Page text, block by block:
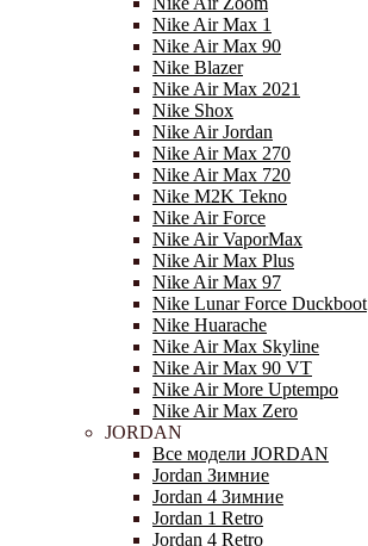
Nike Air Max 1
Nike Air Max 90
Nike Blazer
Nike Air Max 2021
Nike Shox
Nike Air Jordan
Nike Air Max 270
Nike Air Max 720
Nike M2K Tekno
Nike Air Force
Nike Air VaporMax
Nike Air Max Plus
Nike Air Max 97
Nike Lunar Force Duckboot
Nike Huarache
Nike Air Max Skyline
Nike Air Max 90 VT
Nike Air More Uptempo
Nike Air Max Zero
JORDAN
Все модели JORDAN
Jordan Зимние
Jordan 4 Зимние
Jordan 1 Retro
Jordan 4 Retro